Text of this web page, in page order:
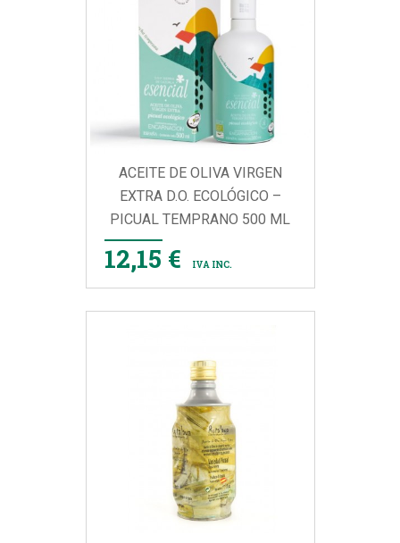
ACEITE DE OLIVA VIRGEN
EXTRA D.O. ECOLÓGICO –
PICUAL TEMPRANO 500 ML
12,15 € IVA INC.